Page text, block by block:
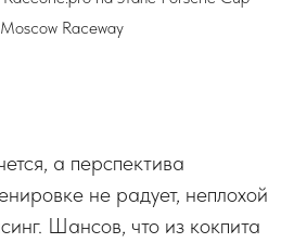
Raceway
а перспектива
не радует, неплохой
Шансов, что из кокпита